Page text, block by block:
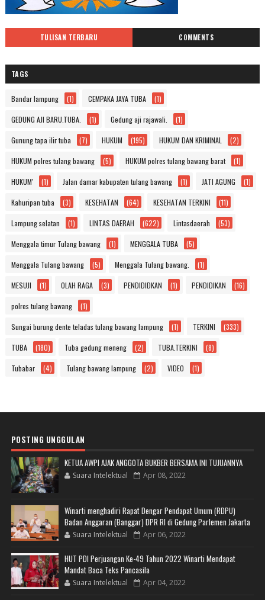
TULISAN TERBARU COMMENTS
TAGS
Bandar lampung (1) CEMPAKA JAYA TUBA (1)
GEDUNG AJI BARU.TUBA. (1) Gedung aji rajawali. (1)
Gunung tapa ilir tuba (7) HUKUM (195) HUKUM DAN KRIMINAL (2)
HUKUM polres tulang bawang (5) HUKUM polres tulang bawang barat (1)
HUKUM' (1) Jalan damar kabupaten tulang bawang (1) JATI AGUNG (1)
Kahuripan tuba (3) KESEHATAN (64) KESEHATAN TERKINI (11)
Lampung selatan (1) LINTAS DAERAH (622) Lintasdaerah (53)
Menggala timur Tulang bawang (1) MENGGALA TUBA (5)
Menggala Tulang bawang (5) Menggala Tulang bawang. (1)
MESUJI (1) OLAH RAGA (3) PENDIDIDKAN (1) PENDIDIKAN (16)
polres tulang bawang (1)
Sungai burung dente teladas tulang bawang lampung (1) TERKINI (333)
TUBA (180) Tuba gedung meneng (2) TUBA.TERKINI (8)
Tubabar (4) Tulang bawang lampung (2) VIDEO (1)
POSTING UNGGULAN
KETUA AWPI AJAK ANGGOTA BUKBER BERSAMA INI TUJUANNYA
Suara Intelektual Apr 08, 2022
Winarti menghadiri Rapat Dengar Pendapat Umum (RDPU)
Badan Anggaran (Banggar) DPR RI di Gedung Parlemen Jakarta
Suara Intelektual Apr 06, 2022
HUT PDI Perjuangan Ke-49 Tahun 2022 Winarti Mendapat
Mandat Baca Teks Pancasila
Suara Intelektual Apr 04, 2022